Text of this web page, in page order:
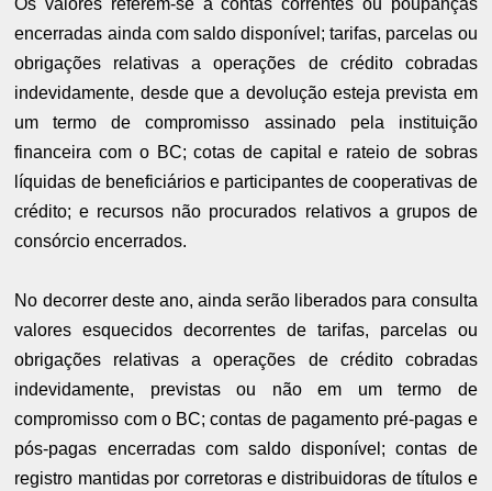
encerradas ainda com saldo disponível; tarifas, parcelas ou
obrigações relativas a operações de crédito cobradas
indevidamente, desde que a devolução esteja prevista em
um termo de compromisso assinado pela instituição
financeira com o BC; cotas de capital e rateio de sobras
líquidas de beneficiários e participantes de cooperativas de
crédito; e recursos não procurados relativos a grupos de
consórcio encerrados.
No decorrer deste ano, ainda serão liberados para consulta
valores esquecidos decorrentes de tarifas, parcelas ou
obrigações relativas a operações de crédito cobradas
indevidamente, previstas ou não em um termo de
compromisso com o BC; contas de pagamento pré-pagas e
pós-pagas encerradas com saldo disponível; contas de
registro mantidas por corretoras e distribuidoras de títulos e